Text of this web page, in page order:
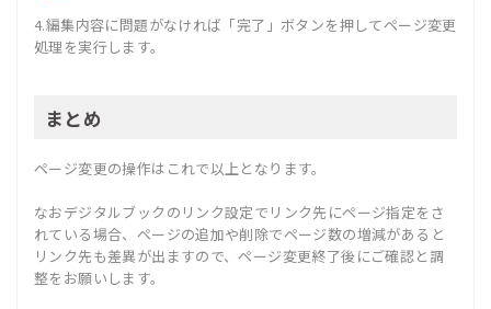
4.編集内容に問題がなければ「完了」ボタンを押してページ変更
処理を実行します。
まとめ
ページ変更の操作はこれで以上となります。
なおデジタルブックのリンク設定でリンク先にページ指定をさ
れている場合、ページの追加や削除でページ数の増減があると
リンク先も差異が出ますので、ページ変更終了後にご確認と調
整をお願いします。